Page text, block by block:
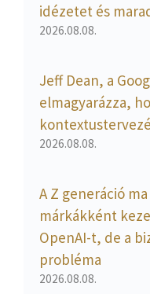
idézetet és
2026.08.08.
Jeff Dean, a
elmagyarázza,
2026.08.08.
A Z generáció
márkákként
OpenAI-t, de a
probléma
2026.08.08.